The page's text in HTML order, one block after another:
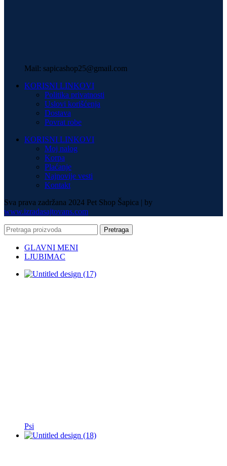
Mail: sapicashop25@gmail.com
KORISNI LINKOVI
Politika privatnosti
Uslovi korišćenja
Dostava
Povrat robe
KORISNI LINKOVI
Moj nalog
Korpa
Plaćanje
Najnovije vesti
Kontakt
Sva prava zadržana 2024 Pet Shop Šapica | by
www.izradasajtovans.com
Pretraga
GLAVNI MENI
LJUBIMAC
Psi